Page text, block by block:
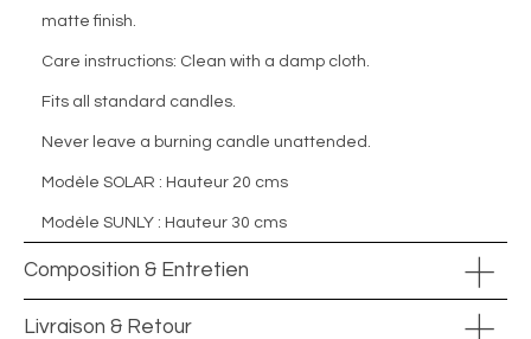
matte finish.
Care instructions: Clean with a damp cloth.
Fits all standard candles.
Never leave a burning candle unattended.
Modèle SOLAR : Hauteur 20 cms
Modèle SUNLY : Hauteur 30 cms
Composition & Entretien
Livraison & Retour